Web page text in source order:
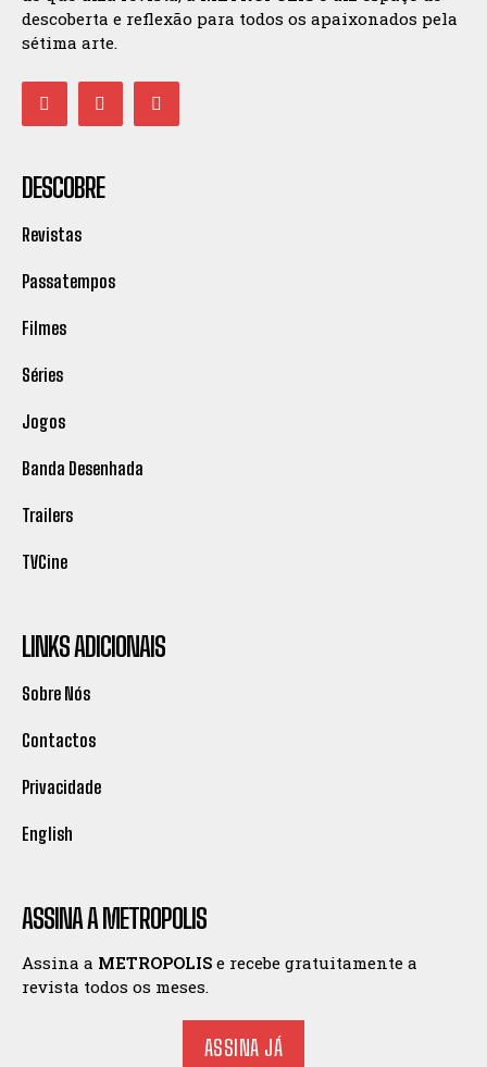
descoberta e reflexão para todos os apaixonados pela
sétima arte.
DESCOBRE
Revistas
Passatempos
Filmes
Séries
Jogos
Banda Desenhada
Trailers
TVCine
LINKS ADICIONAIS
Sobre Nós
Contactos
Privacidade
English
ASSINA A METROPOLIS
Assina a METROPOLIS e recebe gratuitamente a
revista todos os meses.
ASSINA JÁ